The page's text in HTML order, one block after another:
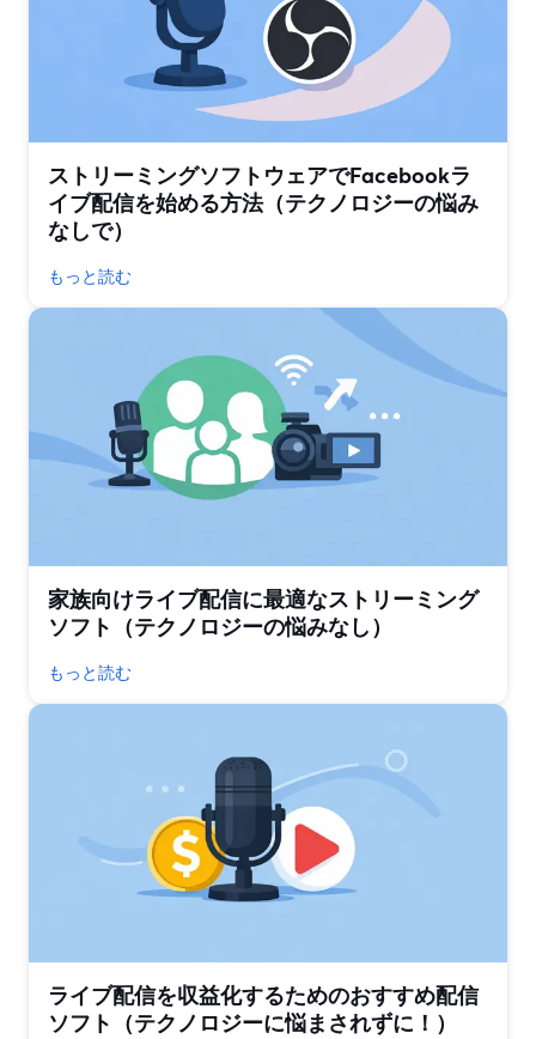
ストリーミングソフトウェアでFacebookラ
イブ配信を始める方法（テクノロジーの悩み
なしで）
もっと読む
家族向けライブ配信に最適なストリーミング
ソフト（テクノロジーの悩みなし）
もっと読む
ライブ配信を収益化するためのおすすめ配信
ソフト（テクノロジーに悩まされずに！）